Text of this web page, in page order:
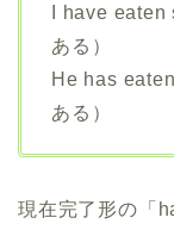
I have
ある）
He has
ある）
現在完了形の「